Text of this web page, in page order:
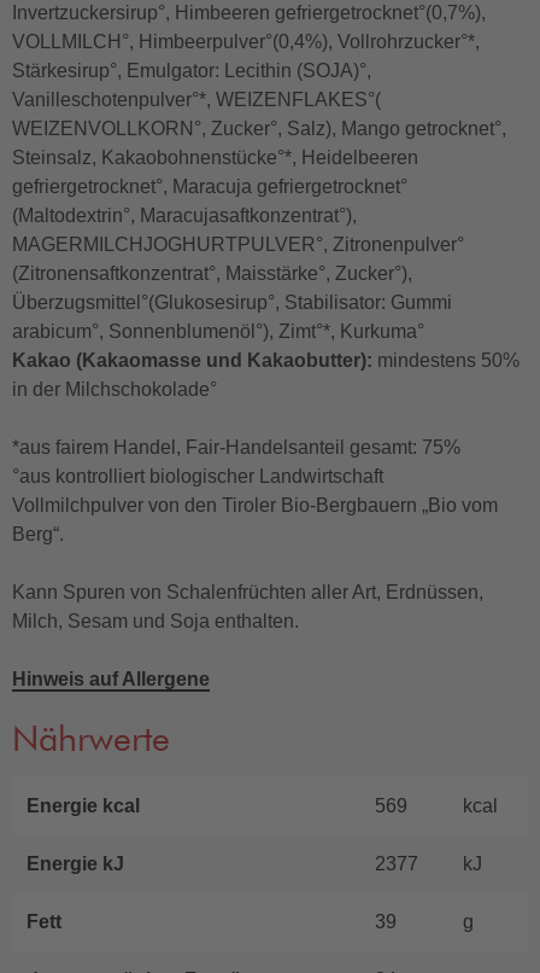
Invertzuckersirup°, Himbeeren gefriergetrocknet°(0,7%),
VOLLMILCH°, Himbeerpulver°(0,4%), Vollrohrzucker°*,
Stärkesirup°, Emulgator: Lecithin (SOJA)°,
Vanilleschotenpulver°*, WEIZENFLAKES°(
WEIZENVOLLKORN°, Zucker°, Salz), Mango getrocknet°,
Steinsalz, Kakaobohnenstücke°*, Heidelbeeren
gefriergetrocknet°, Maracuja gefriergetrocknet°
(Maltodextrin°, Maracujasaftkonzentrat°),
MAGERMILCHJOGHURTPULVER°, Zitronenpulver°
(Zitronensaftkonzentrat°, Maisstärke°, Zucker°),
Überzugsmittel°(Glukosesirup°, Stabilisator: Gummi
arabicum°, Sonnenblumenöl°), Zimt°*, Kurkuma°
Kakao (Kakaomasse und Kakaobutter): mindestens 50%
in der Milchschokolade°
*aus fairem Handel, Fair-Handelsanteil gesamt: 75%
°aus kontrolliert biologischer Landwirtschaft
Vollmilchpulver von den Tiroler Bio-Bergbauern „Bio vom
Berg“.
Kann Spuren von Schalenfrüchten aller Art, Erdnüssen,
Milch, Sesam und Soja enthalten.
Hinweis auf Allergene
Nährwerte
Energie kcal 569 kcal
Energie kJ 2377 kJ
Fett 39 g